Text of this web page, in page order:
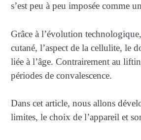
s’est peu à peu imposée comme
Grâce à l’évolution
cutané, l’aspect de la cellulite, le
liée à l’âge. Contrairement au
périodes de convalescence.
Dans cet article, nous allons
limites, le choix de l’appareil et